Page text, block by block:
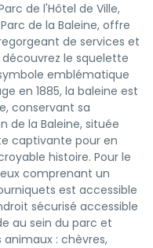
de l'Hôtel de Ville,
de la Baleine, offre
de services et
le squelette
emblématique
en 1885, la baleine est
conservant sa
de la Baleine, située
captivante pour en
histoire. Pour le
comprenant un
est accessible
sécurisé accessible
au sein du parc et
: chèvres,